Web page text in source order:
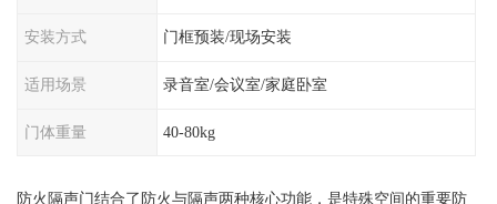
安装方式 门框预装/现场安装
适用场景 录音室/会议室/家庭卧室
门体重量 40-80kg
防火隔声门结合了防火与隔声两种核心功能，是特殊空间的重要防